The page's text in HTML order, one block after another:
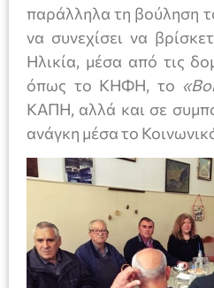
παράλληλα τη βούληση
να συνεχίσει να
Ηλικία, μέσα από τις
όπως το ΚΗΦΗ, το
ΚΑΠΗ, αλλά και σε
ανάγκη μέσα το